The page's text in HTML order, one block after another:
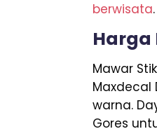
berwisata.
Mawar
Maxdecal
warna.
Gores